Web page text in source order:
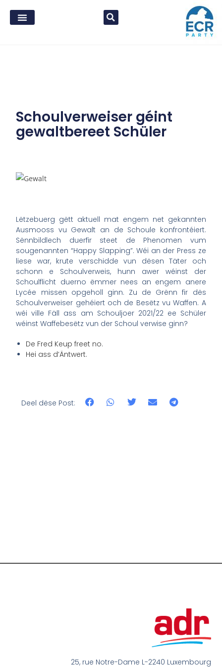
Schoulverweiser géint
gewaltbereet Schüler
Lëtzebuerg gëtt aktuell mat engem net gekannten
Ausmooss vu Gewalt an de Schoule konfrontéiert.
Sënnbildlech duerfir steet de Phenomen vum
sougenannten “Happy Slapping”. Wéi an der Press ze
liese war, krute verschidde vun dësen Täter och
schonn e Schoulverweis, hunn awer wéinst der
Schoulflicht duerno ëmmer nees an engem anere
Lycée missen opgeholl ginn. Zu de Grënn fir dës
Schoulverweiser gehéiert och de Besëtz vu Waffen. A
wéi ville Fäll ass am Schouljoer 2021/22 ee Schüler
wéinst Waffebesëtz vun der Schoul verwise ginn?
De Fred Keup freet no.
Hei ass d’Äntwert.
Deel dëse Post:
25, rue Notre-Dame L-2240 Luxembourg